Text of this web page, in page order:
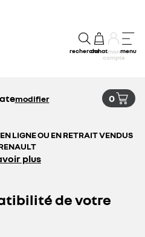
rechercheachatmon
compte
menu
modifier 0
LIGNE OU EN RETRAIT VENDUS
plus
de votre